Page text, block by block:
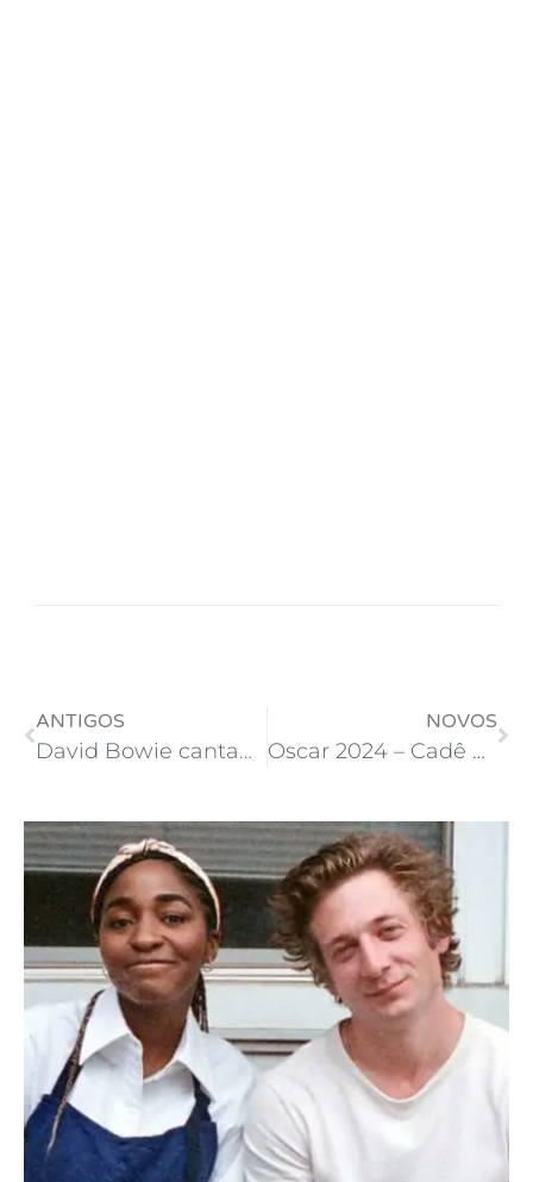
ANTIGOS
David Bowie cantando Under Pressure ao vivo em 1996
NOVOS
Oscar 2024 – Cadê Monster!?